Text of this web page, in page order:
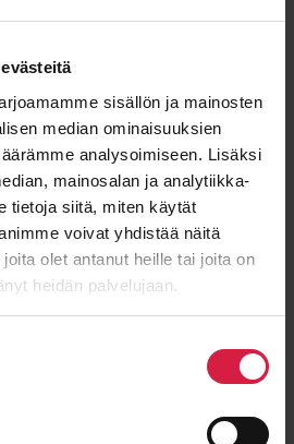
sisällön ja mainosten
median ominaisuuksien
analysoimiseen. Lisäksi
mainosalan ja analytiikka-
tietoja siitä, miten käytät
voivat yhdistää näitä
olet antanut heille tai joita on
heidän palvelujaan.